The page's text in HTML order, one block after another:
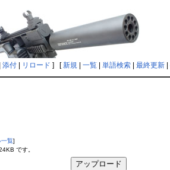
添付| リロード ] [新規| 一覧| 単語検索| 最終更新|
一覧]
です。